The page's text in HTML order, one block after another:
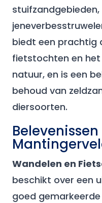
stuifzandgebieden,
biedt een prachtig
fietstochten en
natuur, en is een
behoud van
diersoorten.
Wandelen en
beschikt over een
goed